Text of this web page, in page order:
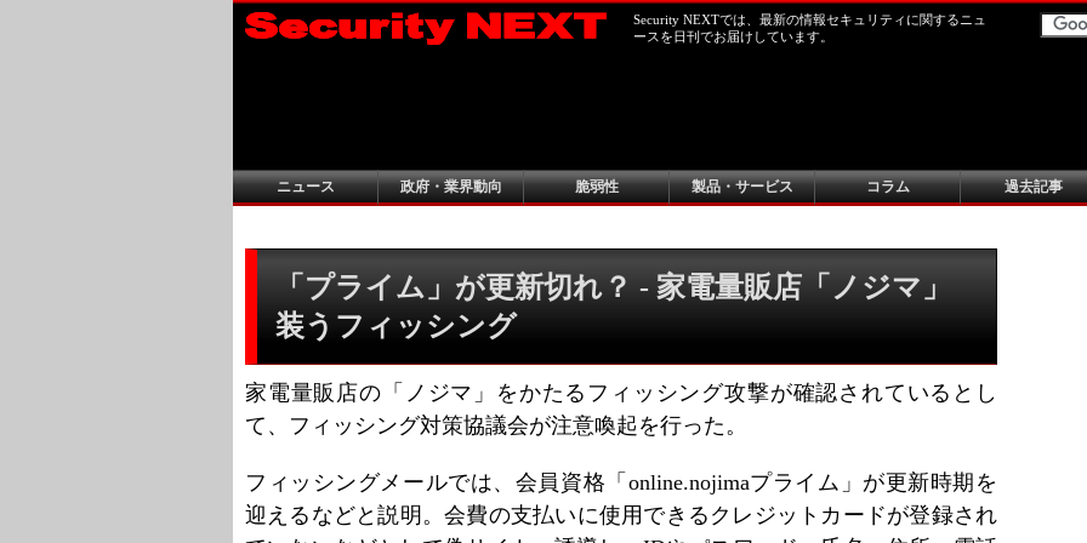
Security NEXTでは、最新の情報セキュリティに関するニュ
ースを日刊でお届けしています。
ニュース 政府・業界動向 脆弱性 製品・サービス コラム 過去記事
「プライム」が更新切れ？ - 家電量販店「ノジマ」
装うフィッシング
家電量販店の「ノジマ」をかたるフィッシング攻撃が確認されているとし
て、フィッシング対策協議会が注意喚起を行った。
フィッシングメールでは、会員資格「online.nojimaプライム」が更新時期を
迎えるなどと説明。会費の支払いに使用できるクレジットカードが登録され